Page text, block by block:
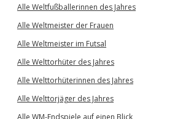
Alle Weltfußballerinnen des Jahres
Alle Weltmeister der Frauen
Alle Weltmeister im Futsal
Alle Welttorhüter des Jahres
Alle Welttorhüterinnen des Jahres
Alle Welttorjäger des Jahres
Alle WM-Endspiele auf einen Blick